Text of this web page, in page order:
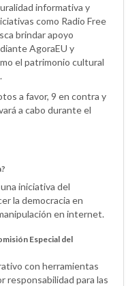
informativa y
como Radio Free
brindar apoyo
AgoraEU y
el patrimonio cultural
a favor, 9 en contra y
a cabo durante el
iniciativa del
la democracia en
en internet.
Especial del
con herramientas
responsabilidad para las